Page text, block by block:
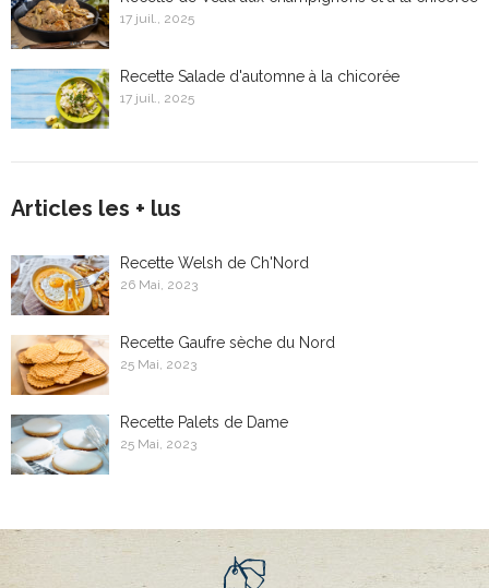
17 juil., 2025
Recette Salade d'automne à la chicorée
17 juil., 2025
Articles les + lus
Recette Welsh de Ch'Nord
26 Mai, 2023
Recette Gaufre sèche du Nord
25 Mai, 2023
Recette Palets de Dame
25 Mai, 2023